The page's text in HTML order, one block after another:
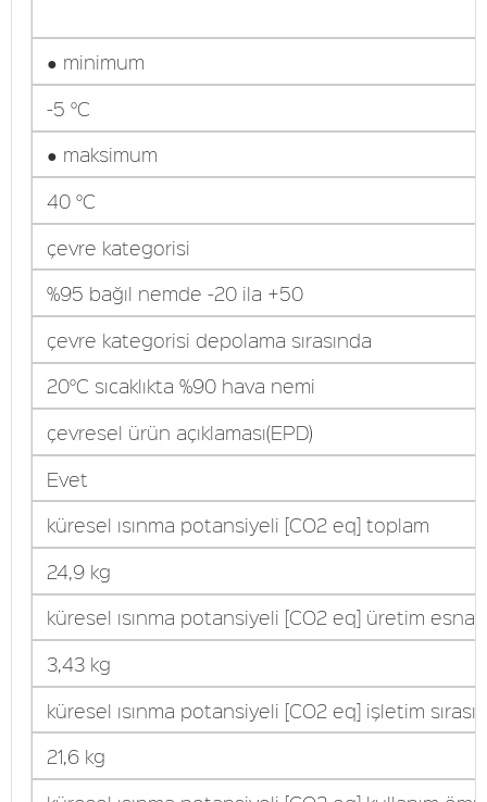
● minimum
-5 °C
● maksimum
40 °C
çevre kategorisi
%95 bağıl nemde -20 ila +50
çevre kategorisi depolama sırasında
20°C sıcaklıkta %90 hava nemi
çevresel ürün açıklaması(EPD)
Evet
küresel ısınma potansiyeli [CO2 eq] toplam
24,9 kg
küresel ısınma potansiyeli [CO2 eq] üretim
3,43 kg
küresel ısınma potansiyeli [CO2 eq] işletim
21,6 kg